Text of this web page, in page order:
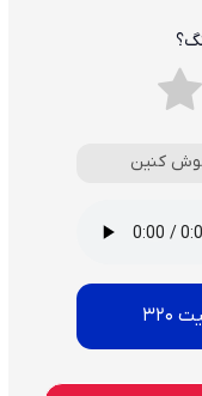
گوش کنین